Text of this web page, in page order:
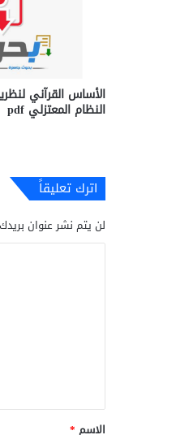
الأساس القرآني
النظام المعتزلي pdf
اترك تعليقاً
لن يتم نشر عنوان
*
الاسم *